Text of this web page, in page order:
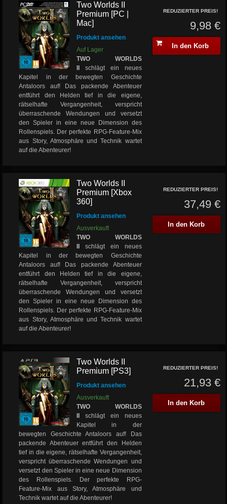
Two Worlds II
Premium [PC |
Mac]
Produkt ansehen
Auf Lager
TWO WORLDS
schlägt ein neues
Kapitel in der bewegten Geschichte
Antaloors auf! Das packende Abenteuer
entführt den Helden tief in die eigene,
rätselhafte Vergangenheit, verspricht
überraschende Wendungen und versetzt
den Spieler in eine neue Dimension des
Rollenspiels. Der perfekte RPG-Feature-Mix
aus Story, Atmosphäre und Technik wartet
auf die Abenteurer!
REDUZIERTER PREIS!
9,98 €
In den Korb
Two Worlds II
Premium [Xbox
360]
Produkt ansehen
Ausverkauft
TWO WORLDS
schlägt ein neues
Kapitel in der bewegten Geschichte
Antaloors auf! Das packende Abenteuer
entführt den Helden tief in die eigene,
rätselhafte Vergangenheit, verspricht
überraschende Wendungen und versetzt
den Spieler in eine neue Dimension des
Rollenspiels. Der perfekte RPG-Feature-Mix
aus Story, Atmosphäre und Technik wartet
auf die Abenteurer!
REDUZIERTER PREIS!
37,49 €
In den Korb
Two Worlds II
Premium [PS3]
Produkt ansehen
Ausverkauft
TWO WORLDS
schlägt ein neues
Kapitel in der
bewegten Geschichte Antaloors auf! Das
packende Abenteuer entführt den Helden
tief in die eigene, rätselhafte Vergangenheit,
verspricht überraschende Wendungen und
versetzt den Spieler in eine neue Dimension
des Rollenspiels. Der perfekte RPG-
Feature-Mix aus Story, Atmosphäre und
Technik wartet auf die Abenteurer!
REDUZIERTER PREIS!
21,93 €
In den Korb